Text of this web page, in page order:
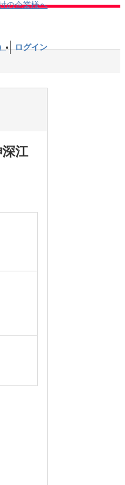
の企業様へ
ログイン
江